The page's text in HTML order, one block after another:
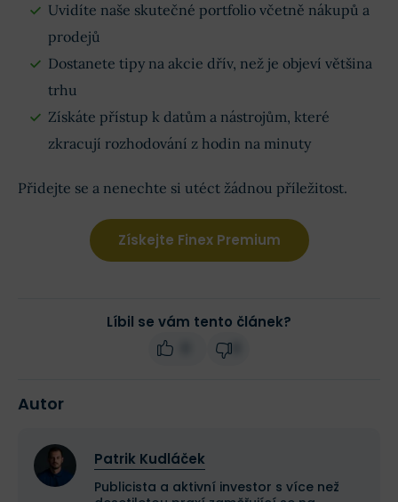
Uvidíte naše skutečné portfolio včetně nákupů a
prodejů
Dostanete tipy na akcie dřív, než je objeví většina
trhu
Získáte přístup k datům a nástrojům, které
zkracují rozhodování z hodin na minuty
Přidejte se a nenechte si utéct žádnou příležitost.
Získejte Finex Premium
Líbil se vám tento článek?
Autor
Patrik Kudláček
Publicista a aktivní investor s více než